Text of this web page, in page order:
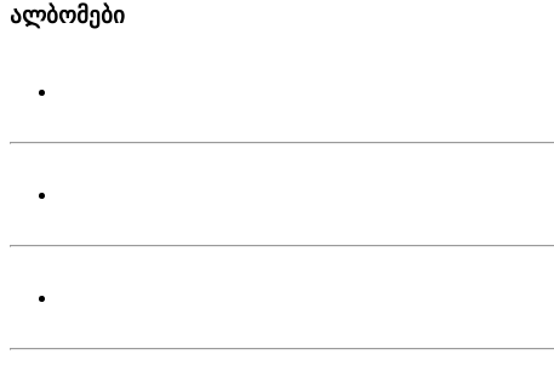
ალბომები